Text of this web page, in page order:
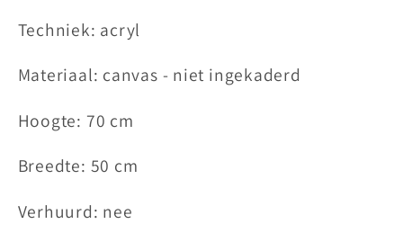
Techniek: acryl
Materiaal: canvas - niet ingekaderd
Hoogte: 70 cm
Breedte: 50 cm
Verhuurd: nee